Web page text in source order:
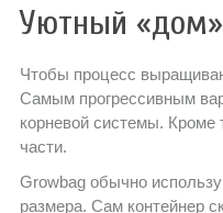
Уютный «дом»
Чтобы процесс
Самым прогрессивным
корневой системы. Кроме
части.
Growbag обычно
размера. Сам контейнер